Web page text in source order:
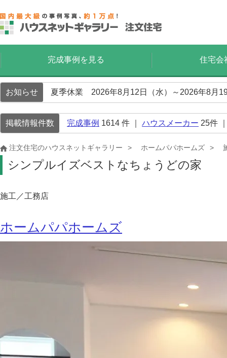
完成事例を見る 住宅会
お知らせ 夏季休業 2026年8月12日（水）～2026年8月
掲載情報件数 完成事例 1614 件 ｜ ハウスメーカー 25件
注文住宅のハウスネットギャラリー ホームパパホームズ
シンプルイズベストなちょうどの家
施工／工務店
ホームパパホームズ